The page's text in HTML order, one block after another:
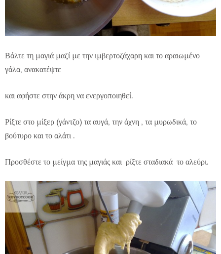
Βάλτε τη μαγιά μαζί με την ιμβερτοζάχαρη και το αραιωμένο
γάλα, ανακατέψτε
και αφήστε στην άκρη να ενεργοποιηθεί.
Ρίξτε στο μίξερ (γάντζο) τα αυγά, την άχνη , τα μυρωδικά, το
βούτυρο και το αλάτι .
Προσθέστε το μείγμα της μαγιάς και ρίξτε σταδιακά το αλεύρι.